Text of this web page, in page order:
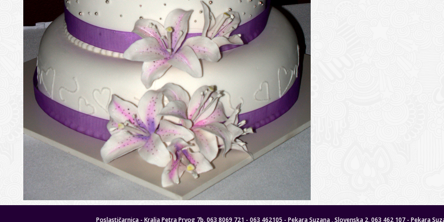
Poslastičarnica - Kralja Petra Prvog 7b, 063 8069 721 - 063 462105 - Pekara Suzana , Slovenska 2, 063 462 107 - Pekara